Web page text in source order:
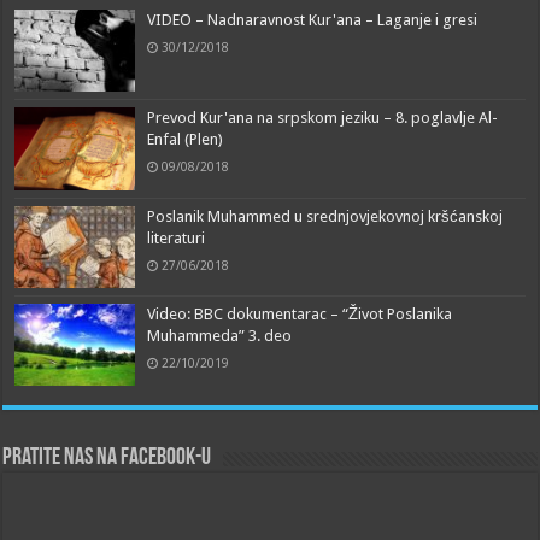
VIDEO – Nadnaravnost Kur'ana – Laganje i gresi
30/12/2018
Prevod Kur'ana na srpskom jeziku – 8. poglavlje Al-
Enfal (Plen)
09/08/2018
Poslanik Muhammed u srednjovjekovnoj kršćanskoj
literaturi
27/06/2018
Video: BBC dokumentarac – “Život Poslanika
Muhammeda” 3. deo
22/10/2019
Pratite nas na Facebook-u